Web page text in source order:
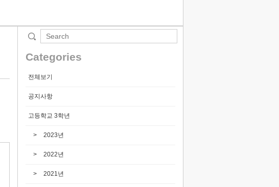
Categories
전체보기
공지사항
고등학교 3학년
2023년
2022년
2021년